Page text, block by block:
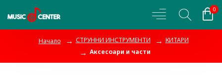
0
Начало СТРУННИ ИНСТРУМЕНТИ
КИТАРИ
Аксесоари и части